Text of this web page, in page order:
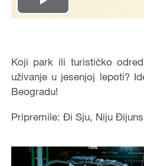
Play
Koji park ili turističko
uživanje u jesenjoj lepoti?
Beogradu!
Pripremile: Đi Sju, Niju